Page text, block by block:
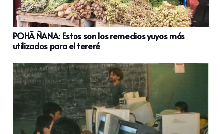
POHÃ ÑANA: Estos son los remedios yuyos más
utilizados para el tereré